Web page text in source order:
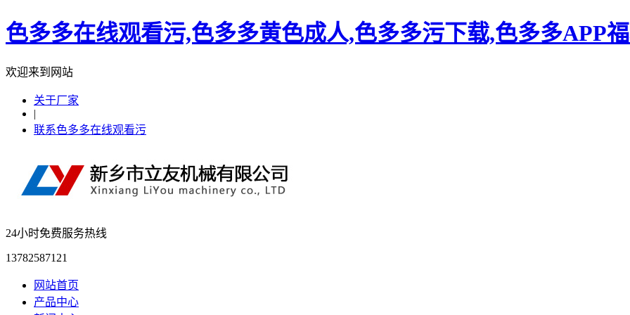
色多多在线观看污,色多多黄色成人,色多多污下载,色多多APP
欢迎来到网站
关于厂家
|
联系色多多在线观看污
24小时免费服务热线
13782587121
网站首页
产品中心